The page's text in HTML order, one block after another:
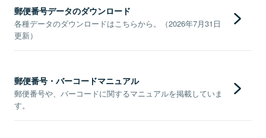
郵便番号データのダウンロード
各種データのダウンロードはこちらから。（2026年7月31日
更新）
郵便番号・バーコードマニュアル
郵便番号や、バーコードに関するマニュアルを掲載していま
す。